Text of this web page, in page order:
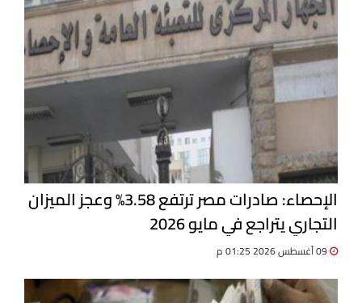
الإحصاء: صادرات مصر ترتفع 3.58% وعجز الميزان
التجاري يتراجع في مايو 2026